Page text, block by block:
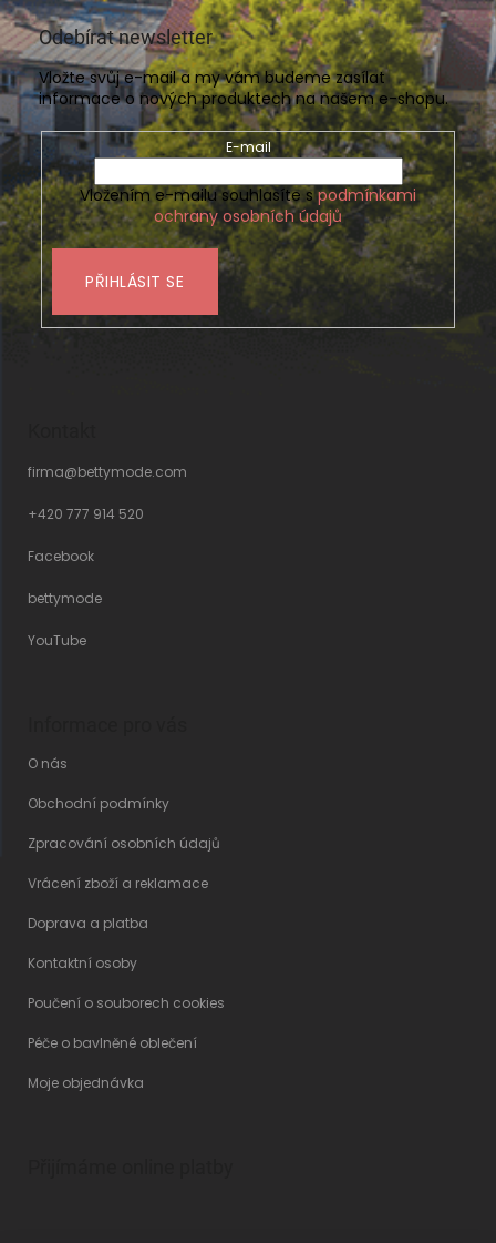
Odebírat newsletter
Vložte svůj e-mail a my vám budeme zasílat
informace o nových produktech na našem e-shopu.
E-mail
Vložením e-mailu souhlasíte spodmínkami
ochrany osobních údajů
PŘIHLÁSIT SE
firma@bettymode.com
+420 777 914 520
Facebook
bettymode
YouTube
O nás
Obchodní podmínky
Zpracování osobních údajů
Vrácení zboží a reklamace
Doprava a platba
Kontaktní osoby
Poučení o souborech cookies
Péče o bavlněné oblečení
Moje objednávka